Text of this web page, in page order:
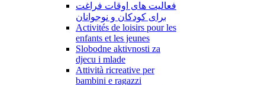
فعالیت های اوقات فراغت
برای کودکان و نوجوانان
Activités de loisirs pour les
enfants et les jeunes
Slobodne aktivnosti za
djecu i mlade
Attività ricreative per
bambini e ragazzi